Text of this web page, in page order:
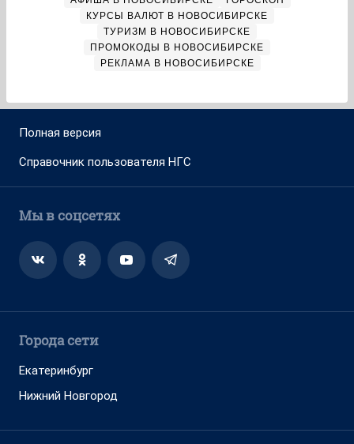
КУРСЫ ВАЛЮТ В НОВОСИБИРСКЕ
ТУРИЗМ В НОВОСИБИРСКЕ
ПРОМОКОДЫ В НОВОСИБИРСКЕ
РЕКЛАМА В НОВОСИБИРСКЕ
Полная версия
Справочник пользователя НГС
Мы в соцсетях
Города сети
Екатеринбург
Нижний Новгород